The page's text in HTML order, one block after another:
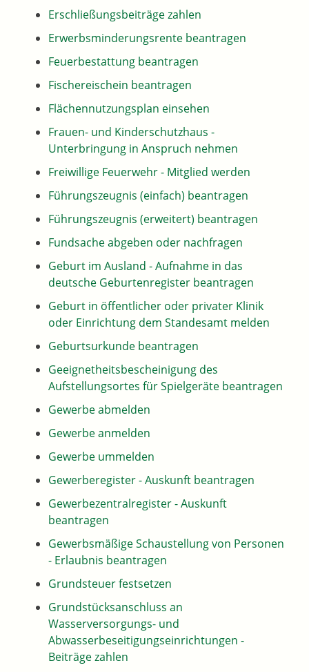
Erschließungsbeiträge zahlen
Erwerbsminderungsrente beantragen
Feuerbestattung beantragen
Fischereischein beantragen
Flächennutzungsplan einsehen
Frauen- und Kinderschutzhaus -
Unterbringung in Anspruch nehmen
Freiwillige Feuerwehr - Mitglied werden
Führungszeugnis (einfach) beantragen
Führungszeugnis (erweitert) beantragen
Fundsache abgeben oder nachfragen
Geburt im Ausland - Aufnahme in das
deutsche Geburtenregister beantragen
Geburt in öffentlicher oder privater Klinik
oder Einrichtung dem Standesamt melden
Geburtsurkunde beantragen
Geeignetheitsbescheinigung des
Aufstellungsortes für Spielgeräte beantragen
Gewerbe abmelden
Gewerbe anmelden
Gewerbe ummelden
Gewerberegister - Auskunft beantragen
Gewerbezentralregister - Auskunft
beantragen
Gewerbsmäßige Schaustellung von Personen
- Erlaubnis beantragen
Grundsteuer festsetzen
Grundstücksanschluss an
Wasserversorgungs- und
Abwasserbeseitigungseinrichtungen -
Beiträge zahlen